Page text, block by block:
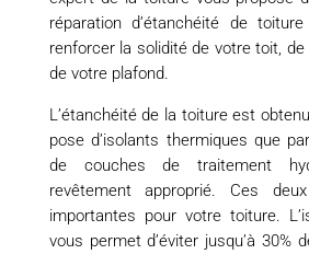
réparation d’étanchéité de
renforcer la solidité de votre toit,
de votre plafond.
L’étanchéité de la toiture est
pose d’isolants thermiques que
de couches de traitement
revêtement approprié. Ces
importantes pour votre toiture.
vous permet d’éviter jusqu’à 30%